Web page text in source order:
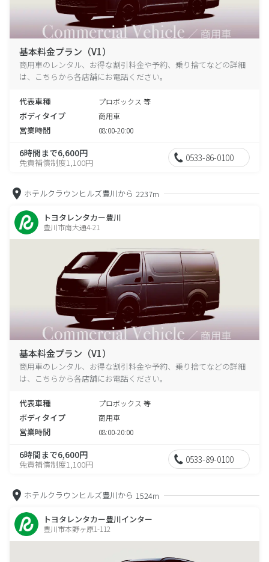
基本料金プラン（V1）
商用車のレンタル、お得な割引料金や予約、乗り捨てなどの詳細
は、こちらから各店舗にお電話ください。
代表車種 プロボックス 等
ボディタイプ 商用車
営業時間 08:00-20:00
6時間まで6,600円
免責補償制度1,100円 0533-86-0100
ホテルクラウンヒルズ豊川から 2237m
トヨタレンタカー豊川
豊川市南大通4-21
基本料金プラン（V1）
商用車のレンタル、お得な割引料金や予約、乗り捨てなどの詳細
は、こちらから各店舗にお電話ください。
代表車種 プロボックス 等
ボディタイプ 商用車
営業時間 08:00-20:00
6時間まで6,600円
免責補償制度1,100円 0533-89-0100
ホテルクラウンヒルズ豊川から 1524m
トヨタレンタカー豊川インター
豊川市本野ヶ原1-112